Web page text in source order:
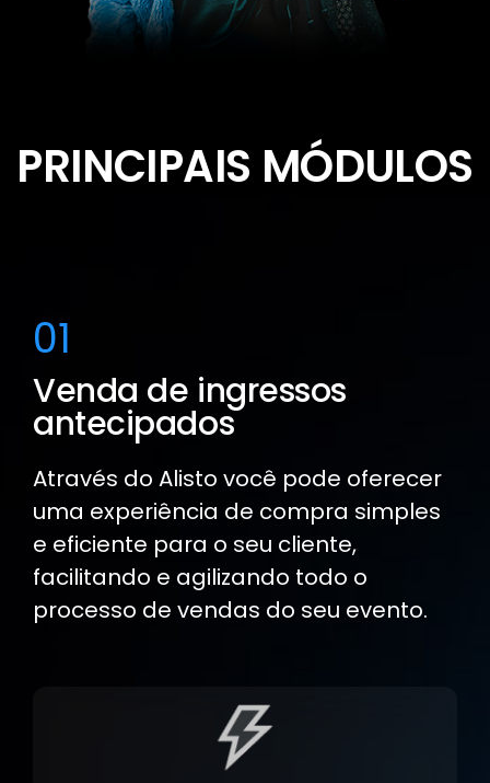
PRINCIPAIS MÓDULOS
01
Venda de ingressos
antecipados
Através do Alisto você pode oferecer
uma experiência de compra simples
e eficiente para o seu cliente,
facilitando e agilizando todo o
processo de vendas do seu evento.